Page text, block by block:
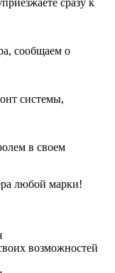
сразу к
сообщаем о
системы,
в своем
любой марки!
возможностей